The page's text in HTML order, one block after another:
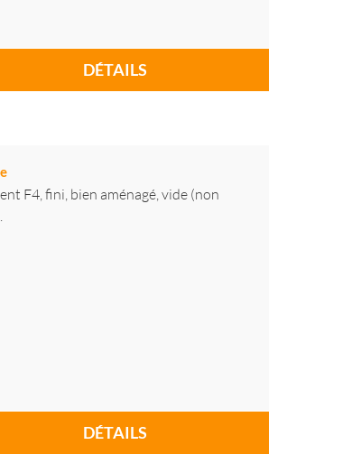
DÉTAILS
F4, fini, bien aménagé, vide (non
DÉTAILS